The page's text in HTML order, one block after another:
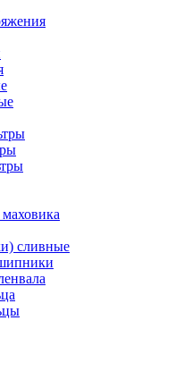
сливные